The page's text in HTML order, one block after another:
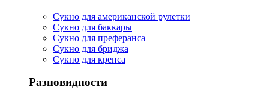
Сукно для американской рулетки
Сукно для баккары
Сукно для преферанса
Сукно для бриджа
Сукно для крепса
Разновидности